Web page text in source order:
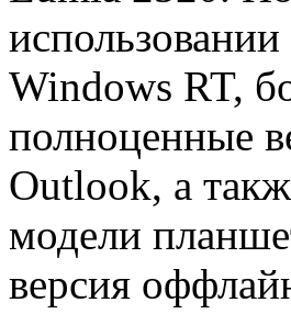
Windows RT,
полноценные
Outlook, а
модели
версия